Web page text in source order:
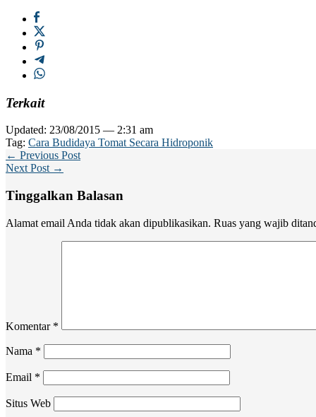
Terkait
Updated: 23/08/2015 — 2:31 am
Tag: Cara Budidaya Tomat Secara Hidroponik
← Previous Post
Next Post →
Tinggalkan Balasan
Alamat email Anda tidak akan dipublikasikan. Ruas yang wajib
Komentar *
Nama *
Email *
Situs Web